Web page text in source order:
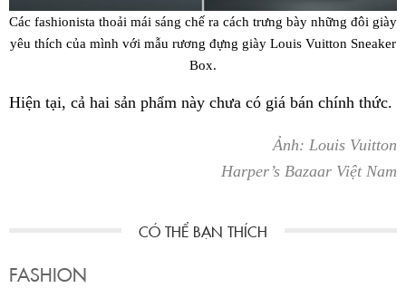
Các fashionista thoải mái sáng chế ra cách trưng bày những đôi giày
yêu thích của mình với mẫu rương đựng giày Louis Vuitton Sneaker
Box.
Hiện tại, cả hai sản phẩm này chưa có giá bán chính thức.
Ảnh: Louis Vuitton
Harper’s Bazaar Việt Nam
FASHION